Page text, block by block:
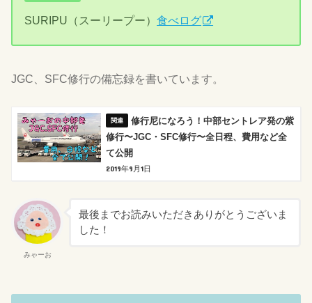
SURIPU（スーリープー）食べログ
JGC、SFC修行の備忘録を書いています。
修行尼になろう！中部セントレア発の紫
修行〜JGC・SFC修行〜全日程、費用など全
て公開
2019年9月1日
みゃーお
最後までお読みいただきありがとうございま
した！